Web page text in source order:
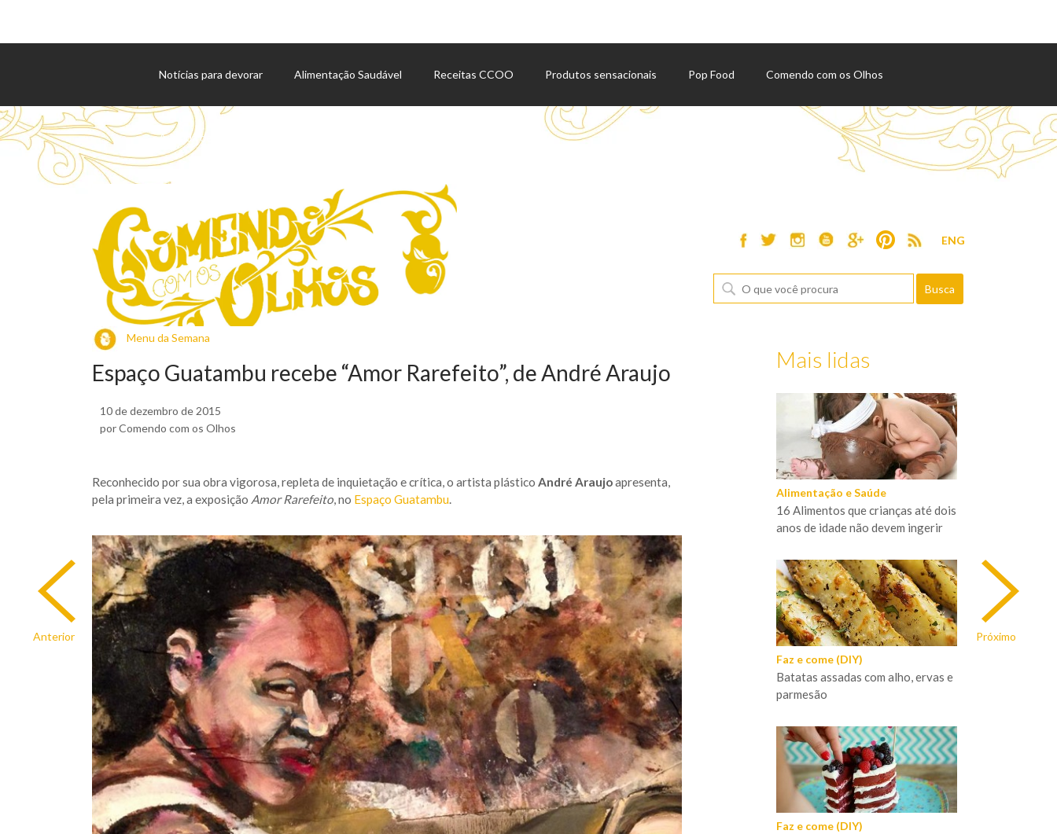
Notícias para devorar Alimentação Saudável Receitas CCOO Produtos sensacionais Pop Food Comendo com os Olhos
Agenda de eventos
ENG
Anterior Próximo
Menu da Semana
Espaço Guatambu recebe “Amor Rarefeito”, de André Araujo
10 de dezembro de 2015
por Comendo com os Olhos
Reconhecido por sua obra vigorosa, repleta de inquietação e crítica, o artista plástico André Araujoapresenta,
pela primeira vez, a exposição Amor Rarefeito , no Espaço Guatambu
Mais lidas
Alimentação e Saúde
16 Alimentos que crianças até dois
anos de idade não devem ingerir
Faz e come (DIY)
Batatas assadas com alho, ervas e
parmesão
Faz e come (DIY)